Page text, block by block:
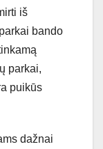
iš
bando
parkai,
puikūs
dažnai